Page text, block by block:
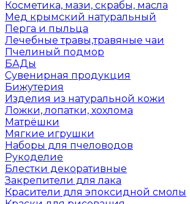
Косметика, мази, скрабы, масла
Мед крымский натуральный
Перга и пыльца
Лечебные травы,травяные чаи
Пчелиный подмор
БАДы
Сувенирная продукция
Бижутерия
Изделия из натуральной кожи
Ложки, лопатки, хохлома
Матрёшки
Мягкие игрушки
Наборы для пчеловодов
Рукоделие
Блестки декоративные
Закрепители для лака
Красители для эпоксидной смолы